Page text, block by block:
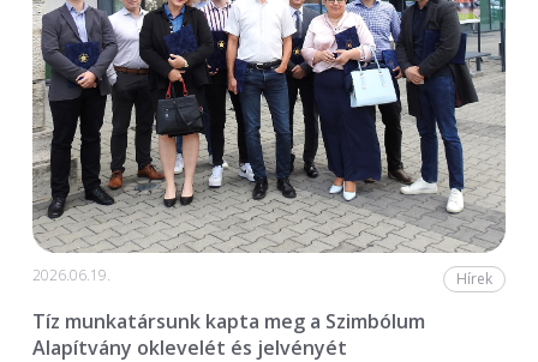
2026.06.19. Hírek
Tíz munkatársunk kapta meg a Szimbólum
Alapítvány oklevelét és jelvényét